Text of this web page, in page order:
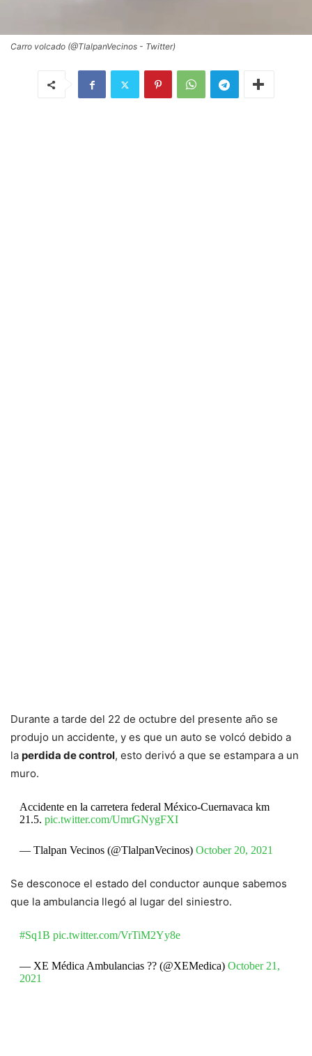
Carro volcado (@TlalpanVecinos - Twitter)
Durante a tarde del 22 de octubre del presente año se
produjo un accidente, y es que un auto se volcó debido a
la perdida de control, esto derivó a que se estampara a un
muro.
Accidente en la carretera federal México-Cuernavaca km
21.5. pic.twitter.com/UmrGNygFXI
— Tlalpan Vecinos (@TlalpanVecinos) October 20, 2021
Se desconoce el estado del conductor aunque sabemos
que la ambulancia llegó al lugar del siniestro.
#Sq1B pic.twitter.com/VrTiM2Yy8e
— XE Médica Ambulancias ?? (@XEMedica) October 21,
2021